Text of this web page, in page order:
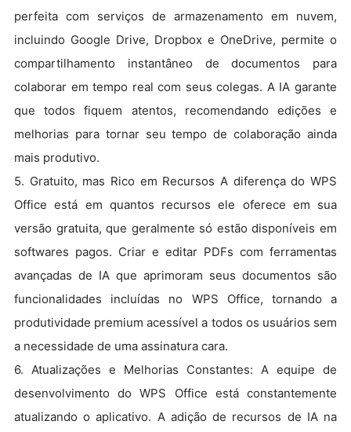
perfeita com serviços de armazenamento em nuvem,
incluindo Google Drive, Dropbox e OneDrive, permite o
compartilhamento instantâneo de documentos para
colaborar em tempo real com seus colegas. A IA garante
que todos fiquem atentos, recomendando edições e
melhorias para tornar seu tempo de colaboração ainda
mais produtivo.
5. Gratuito, mas Rico em Recursos A diferença do WPS
Office está em quantos recursos ele oferece em sua
versão gratuita, que geralmente só estão disponíveis em
softwares pagos. Criar e editar PDFs com ferramentas
avançadas de IA que aprimoram seus documentos são
funcionalidades incluídas no WPS Office, tornando a
produtividade premium acessível a todos os usuários sem
a necessidade de uma assinatura cara.
6. Atualizações e Melhorias Constantes: A equipe de
desenvolvimento do WPS Office está constantemente
atualizando o aplicativo. A adição de recursos de IA na